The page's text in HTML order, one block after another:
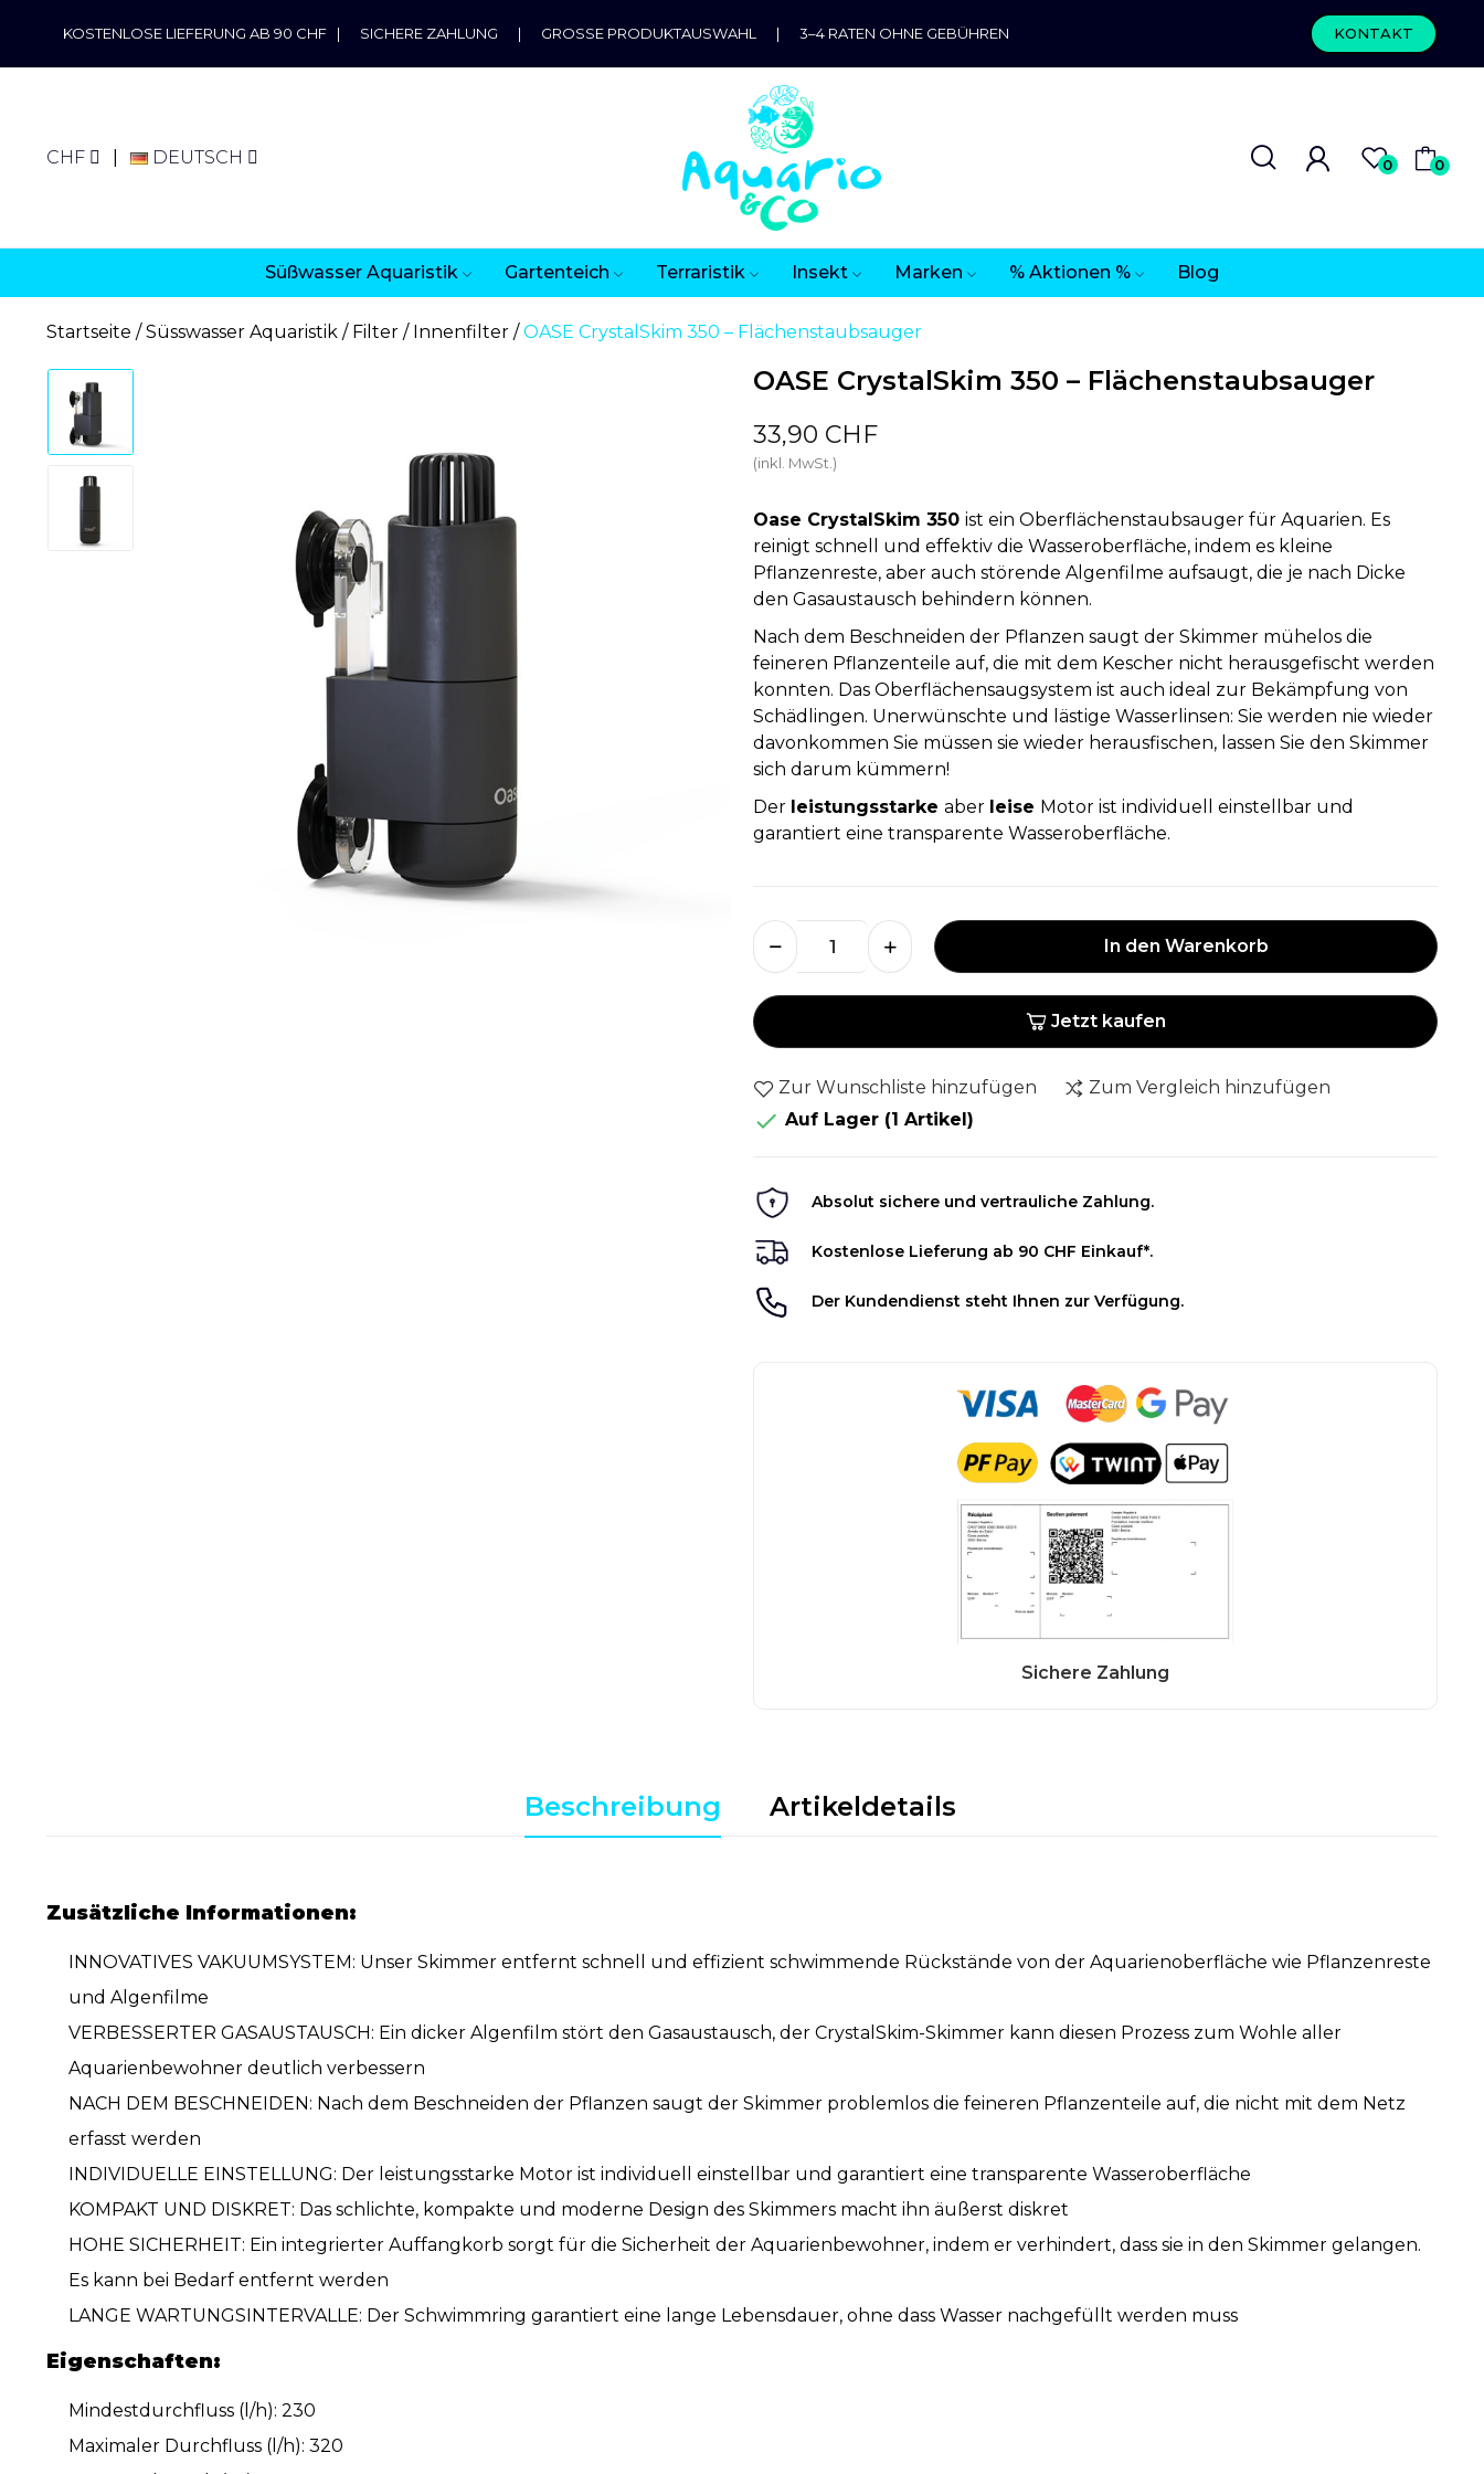
KOSTENLOSE LIEFERUNG AB 90 CHF | SICHERE ZAHLUNG | GROSSE PRODUKTAUSWAHL | 3–4 RATEN OHNE GEBÜHREN KONTAKT
CHF DEUTSCH 0 0
Süßwasser Aquaristik Gartenteich Terraristik Insekt Marken % Aktionen % Blog
Startseite Süsswasser Aquaristik Filter Innenfilter OASE CrystalSkim 350 – Flächenstaubsauger
OASE CrystalSkim 350 – Flächenstaubsauger
33,90 CHF
(inkl. MwSt.)
Oase CrystalSkim 350 ist ein Oberflächenstaubsauger für Aquarien. Es
reinigt schnell und effektiv die Wasseroberfläche, indem es kleine
Pflanzenreste, aber auch störende Algenfilme aufsaugt, die je nach Dicke
den Gasaustausch behindern können.
Nach dem Beschneiden der Pflanzen saugt der Skimmer mühelos die
feineren Pflanzenteile auf, die mit dem Kescher nicht herausgefischt werden
konnten. Das Oberflächensaugsystem ist auch ideal zur Bekämpfung von
Schädlingen. Unerwünschte und lästige Wasserlinsen: Sie werden nie wieder
davonkommen Sie müssen sie wieder herausfischen, lassen Sie den Skimmer
sich darum kümmern!
Der leistungsstarke aber leise Motor ist individuell einstellbar und
garantiert eine transparente Wasseroberfläche.
In den Warenkorb
Jetzt kaufen
Zur Wunschliste hinzufügen Zum Vergleich hinzufügen
 Auf Lager (1 Artikel)
Absolut sichere und vertrauliche Zahlung.
Kostenlose Lieferung ab 90 CHF Einkauf*.
Der Kundendienst steht Ihnen zur Verfügung.
Beschreibung Artikeldetails
Zusätzliche Informationen:
INNOVATIVES VAKUUMSYSTEM: Unser Skimmer entfernt schnell und effizient schwimmende Rückstände von der Aquarienoberfläche wie Pflanzenreste
und Algenfilme
VERBESSERTER GASAUSTAUSCH: Ein dicker Algenfilm stört den Gasaustausch, der CrystalSkim-Skimmer kann diesen Prozess zum Wohle aller
Aquarienbewohner deutlich verbessern
NACH DEM BESCHNEIDEN: Nach dem Beschneiden der Pflanzen saugt der Skimmer problemlos die feineren Pflanzenteile auf, die nicht mit dem Netz
erfasst werden
INDIVIDUELLE EINSTELLUNG: Der leistungsstarke Motor ist individuell einstellbar und garantiert eine transparente Wasseroberfläche
KOMPAKT UND DISKRET: Das schlichte, kompakte und moderne Design des Skimmers macht ihn äußerst diskret
HOHE SICHERHEIT: Ein integrierter Auffangkorb sorgt für die Sicherheit der Aquarienbewohner, indem er verhindert, dass sie in den Skimmer gelangen.
Es kann bei Bedarf entfernt werden
LANGE WARTUNGSINTERVALLE: Der Schwimmring garantiert eine lange Lebensdauer, ohne dass Wasser nachgefüllt werden muss
Eigenschaften:
Mindestdurchfluss (l/h): 230
Maximaler Durchfluss (l/h): 320